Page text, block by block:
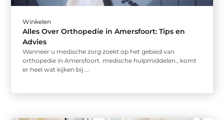
Winkelen
Alles Over Orthopedie in Amersfoort: Tips en
Advies
Wanneer u medische zorg zoekt op het gebied van
orthopedie in Amersfoort. medische hulpmiddelen., komt
er heel wat kijken bij ...